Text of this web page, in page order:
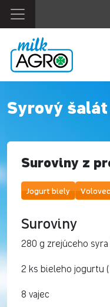
Syrový
Suroviny z
Jogurt biely
Suroviny
280 g zrejúceho syra
2 ks bieleho jogurtu
8 vajec